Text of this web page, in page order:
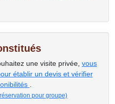
une visite privée, vous
établir un devis et vérifier
pour groupe)